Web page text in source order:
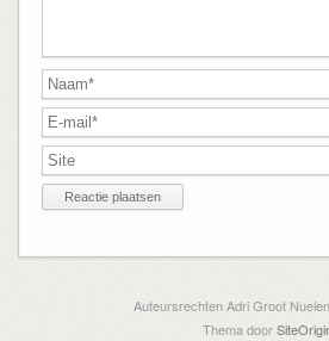
Auteursrechten Adri Groot
Thema door